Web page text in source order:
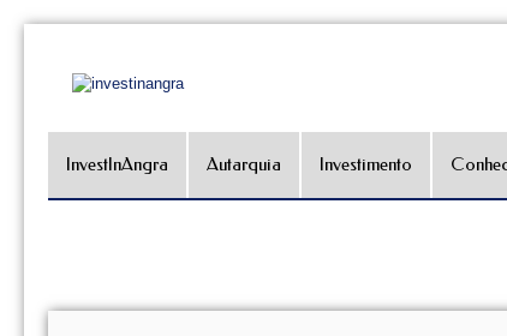
InvestInAngra Autarquia Investimento